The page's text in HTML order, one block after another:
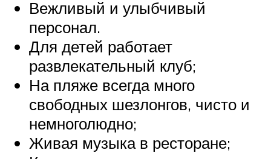
Вежливый и улыбчивый
персонал.
Для детей работает
развлекательный клуб;
На пляже всегда много
свободных шезлонгов, чисто и
немноголюдно;
Живая музыка в ресторане;